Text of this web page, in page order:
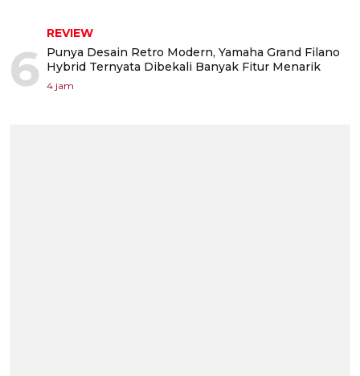
6
REVIEW
Punya Desain Retro Modern, Yamaha Grand Filano
Hybrid Ternyata Dibekali Banyak Fitur Menarik
4 jam